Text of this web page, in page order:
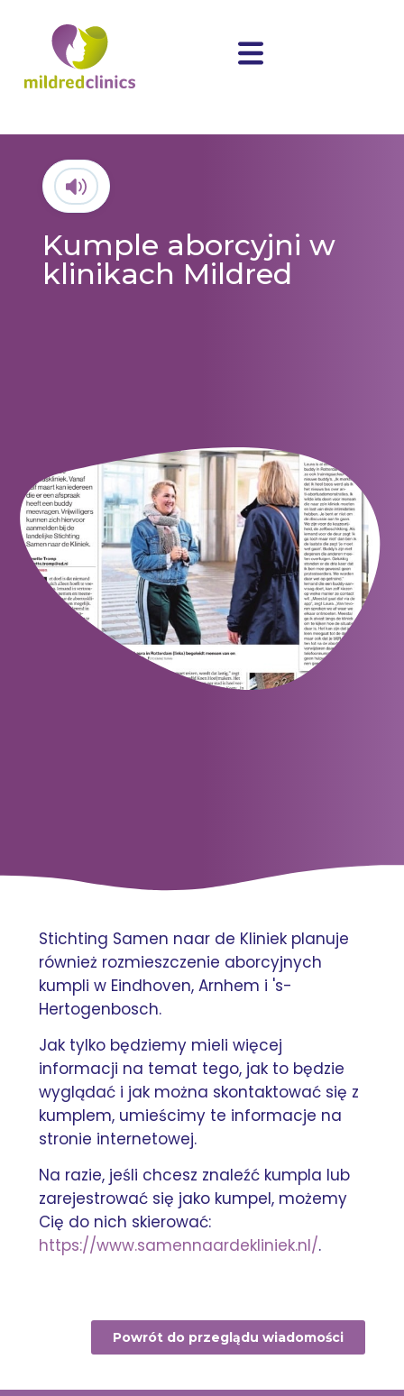
Kumple aborcyjni w
klinikach Mildred
Stichting Samen naar de Kliniek planuje
również rozmieszczenie aborcyjnych
kumpli w Eindhoven, Arnhem i 's-
Hertogenbosch.
Jak tylko będziemy mieli więcej
informacji na temat tego, jak to będzie
wyglądać i jak można skontaktować się z
kumplem, umieścimy te informacje na
stronie internetowej.
Na razie, jeśli chcesz znaleźć kumpla lub
zarejestrować się jako kumpel, możemy
Cię do nich skierować:
https://www.samennaardekliniek.nl/.
Powrót do przeglądu wiadomości